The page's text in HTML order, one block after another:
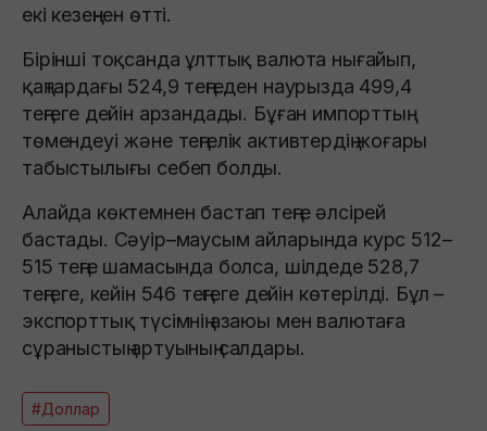
екі кезеңнен өтті.
Бірінші тоқсанда ұлттық валюта нығайып,
қаңтардағы 524,9 теңгеден наурызда 499,4
теңгеге дейін арзандады. Бұған импорттың
төмендеуі және теңгелік активтердің жоғары
табыстылығы себеп болды.
Алайда көктемнен бастап теңге әлсірей
бастады. Сәуір–маусым айларында курс 512–
515 теңге шамасында болса, шілдеде 528,7
теңгеге, кейін 546 теңгеге дейін көтерілді. Бұл –
экспорттық түсімнің азаюы мен валютаға
сұраныстың артуының салдары.
#Доллар